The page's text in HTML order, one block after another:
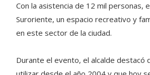
Con la asistencia de 12 mil personas,
Suroriente, un espacio recreativo y
en este sector de la ciudad.
Durante el evento, el alcalde